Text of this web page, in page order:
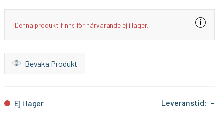
Denna produkt finns för närvarande ej i lager.
Bevaka Produkt
Ej i lager Leveranstid: -